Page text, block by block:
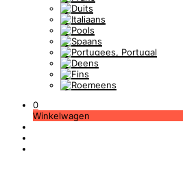
0
Winkelwagen